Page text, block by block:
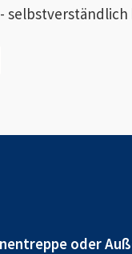
- selbstverständlich
oder